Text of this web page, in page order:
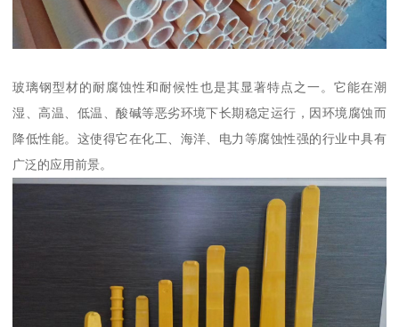
玻璃钢型材的耐腐蚀性和耐候性也是其显著特点之一。它能在潮
湿、高温、低温、酸碱等恶劣环境下长期稳定运行，因环境腐蚀而
降低性能。这使得它在化工、海洋、电力等腐蚀性强的行业中具有
广泛的应用前景。